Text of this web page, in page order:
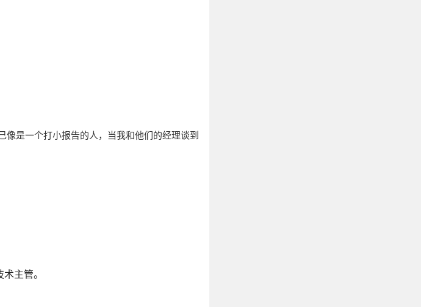
是一个打小报告的人，当我和他们的经理谈到
主管。